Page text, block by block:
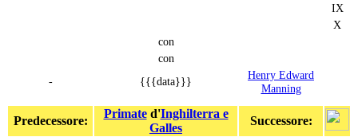
IX
X
con
con
-
{{{data}}}
Henry Edward
Manning
Predecessore:
Primated'Inghilterra e
Galles
Successore: